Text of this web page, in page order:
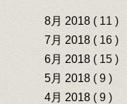
8月 2018 ( 11 )
7月 2018 ( 16 )
6月 2018 ( 15 )
5月 2018 ( 9 )
4月 2018 ( 9 )